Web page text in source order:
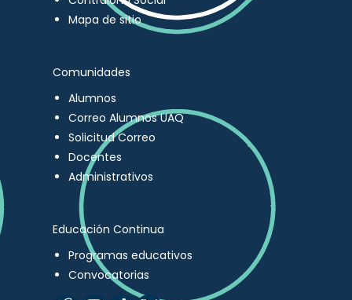
Mapa de sitio
Comunidades
Alumnos
Correo Alumnos UAQ
Solicitud Correo
Docentes
Administrativos
Educación Continua
Programas educativos
Convocatorias